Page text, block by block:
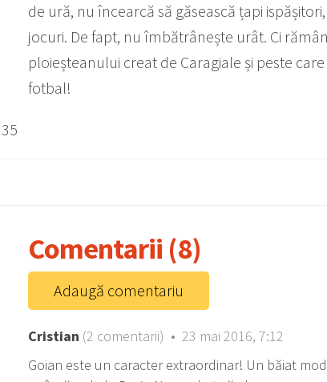
de ură, nu încearcă să găsească țapi
jocuri. De fapt, nu îmbătrânește urât. Ci
ploieșteanului creat de Caragiale și peste
fotbal!
35
Comentarii (8)
Adaugă comentariu
Cristian (2 comentarii) • 23 mai 2016, 7:12
Goian este un caracter extraordinar! Un băiat